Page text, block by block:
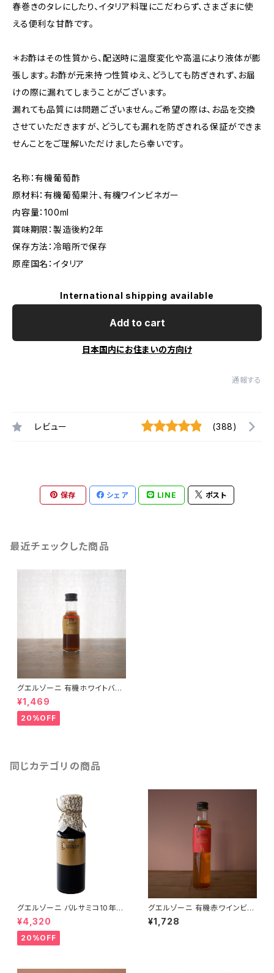
春巻きのタレにしたり、イタリア料理にこだわらず、さまざまに使
える便利な甘酢です。
＊お酢はその性質から、配送時に温度変化や高温により液体が膨
張します。お酢が元来持つ性質ゆえ、どうしても防ぎきれず、お届
けの際に漏れてしまうことがございます。
漏れても品質には問題ございません。ご希望の際は、お品を交換
させていただきますが、どうしても漏れを防ぎきれる保証ができま
せんことをご理解いただけましたら幸いです。
名称：有機葡萄酢
原材料：有機葡萄果汁、有機ワインビネガー
内容量：100ml
賞味期限：製造後約2年
保存方法：冷暗所で保存
原産国名：イタリア
International shipping available
Add to cart
日本国内にお住まいの方向け
通報する
レビュー (388)
保存 シェア LINE ポスト
最近チェックした商品
グエルゾーニ 有機ホワイトバル
サミコ
¥1,469
20%OFF
同じカテゴリの商品
グエルゾーニ バルサミコ10年熟
成
¥4,320
20%OFF
グエルゾーニ 有機赤ワインビネ
ガー
¥1,728